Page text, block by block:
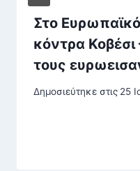
Στο
κόντρα Κοβέσι
τους
Δημοσιεύτηκε στις 25